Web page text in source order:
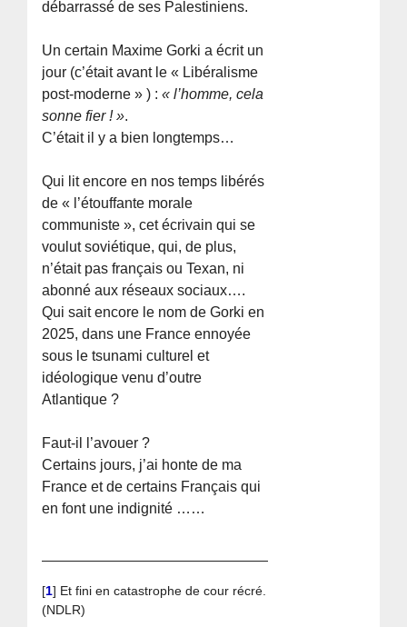
débarrassé de ses Palestiniens.
Un certain Maxime Gorki a écrit un
jour (c’était avant le « Libéralisme
post-moderne » ) : « l’homme, cela
sonne fier ! ».
C’était il y a bien longtemps…
Qui lit encore en nos temps libérés
de « l’étouffante morale
communiste », cet écrivain qui se
voulut soviétique, qui, de plus,
n’était pas français ou Texan, ni
abonné aux réseaux sociaux….
Qui sait encore le nom de Gorki en
2025, dans une France ennoyée
sous le tsunami culturel et
idéologique venu d’outre
Atlantique ?
Faut-il l’avouer ?
Certains jours, j’ai honte de ma
France et de certains Français qui
en font une indignité ……
[1] Et fini en catastrophe de cour récré.
(NDLR)